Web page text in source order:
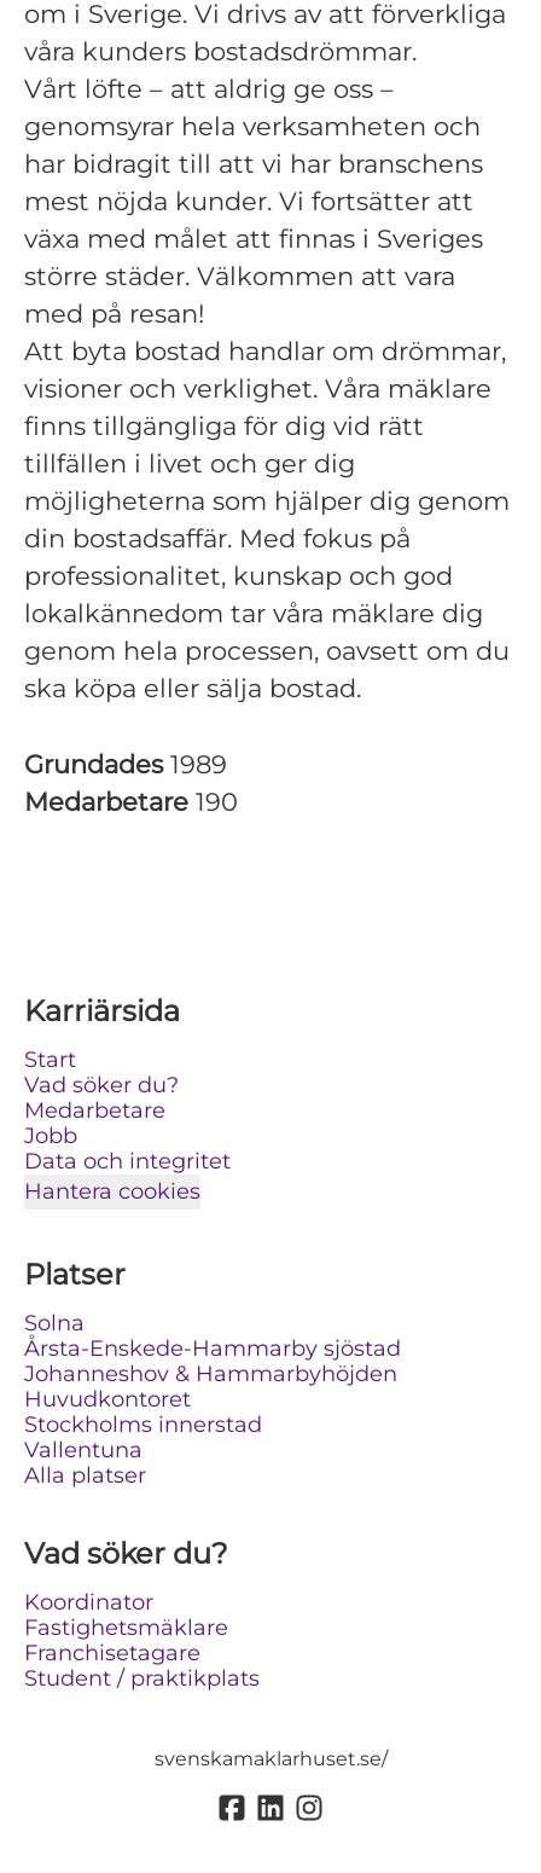
om i Sverige. Vi drivs av att förverkliga
våra kunders bostadsdrömmar.
Vårt löfte – att aldrig ge oss –
genomsyrar hela verksamheten och
har bidragit till att vi har branschens
mest nöjda kunder. Vi fortsätter att
växa med målet att finnas i Sveriges
större städer. Välkommen att vara
med på resan!
Att byta bostad handlar om drömmar,
visioner och verklighet. Våra mäklare
finns tillgängliga för dig vid rätt
tillfällen i livet och ger dig
möjligheterna som hjälper dig genom
din bostadsaffär. Med fokus på
professionalitet, kunskap och god
lokalkännedom tar våra mäklare dig
genom hela processen, oavsett om du
ska köpa eller sälja bostad.
Grundades 1989
Medarbetare 190
Karriärsida
Start
Vad söker du?
Medarbetare
Jobb
Data och integritet
Hantera cookies
Platser
Solna
Årsta-Enskede-Hammarby sjöstad
Johanneshov & Hammarbyhöjden
Huvudkontoret
Stockholms innerstad
Vallentuna
Alla platser
Vad söker du?
Koordinator
Fastighetsmäklare
Franchisetagare
Student / praktikplats
svenskamaklarhuset.se/